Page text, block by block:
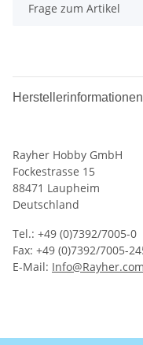
Frage zum Artikel
Herstellerinformationen
Rayher Hobby GmbH
Fockestrasse 15
88471 Laupheim
Deutschland
Tel.: +49 (0)7392/7005-0
Fax: +49 (0)7392/7005-
E-Mail: Info@Rayher.com